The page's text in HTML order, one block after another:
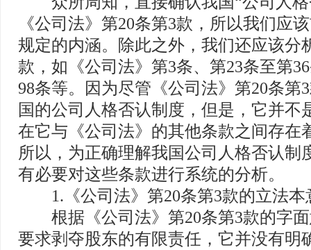
《公司法》第20条第3款，所以我们应
规定的内涵。除此之外，我们还应该分
款，如《公司法》第3条、第23条至第
98条等。因为尽管《公司法》第20条第
国的公司人格否认制度，但是，它并不
在它与《公司法》的其他条款之间存在
所以，为正确理解我国公司人格否认制
有必要对这些条款进行系统的分析。
1.《公司法》第20条第3款的立法本
根据《公司法》第20条第3款的字面
要求剥夺股东的有限责任，它并没有明